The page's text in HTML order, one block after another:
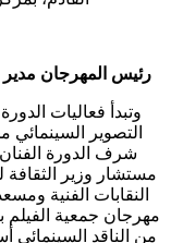
رئيس المهرجان مدير
وتبدأ فعاليات
التصوير
شرف الدورة
مستشار وزير الثقافة
النقابات الفنية
مهرجان جمعية الفيلم
من الناقد السينمائي